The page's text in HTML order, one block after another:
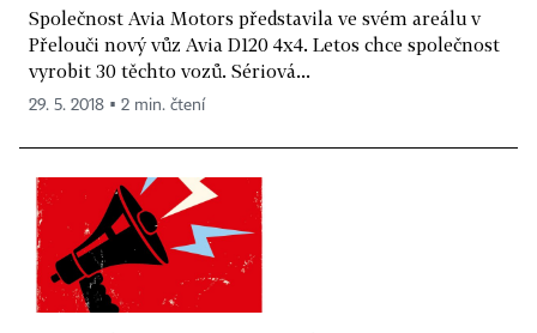
Společnost Avia Motors představila ve svém areálu v
Přelouči nový vůz Avia D120 4x4. Letos chce společnost
vyrobit 30 těchto vozů. Sériová...
29. 5. 2018 ▪ 2 min. čtení